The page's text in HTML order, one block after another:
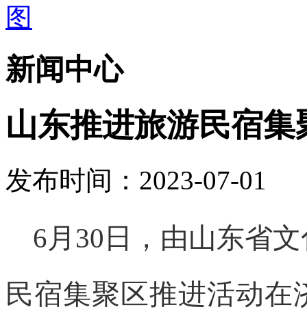
新闻中心
山东推进旅游民宿集
发布时间：2023-07-01
6月30日，由山东省
民宿集聚区推进活动